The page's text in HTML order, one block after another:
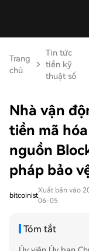
Trang
chủ
Tin tức
tiền kỹ
thuật số
Nhà vận
tiền mã
nguồn
pháp bảo
bitcoinist
Xuất bản vào
06-05
Tóm tắt